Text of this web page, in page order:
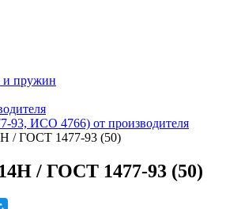
и пружин
93, ИСО 4766) от производителя
/ ГОСТ 1477-93 (50)
/ ГОСТ 1477-93 (50)